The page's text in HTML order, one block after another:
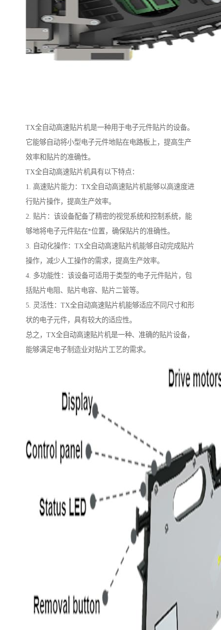
TX全自动高速贴片机是一种用于电子元件贴片的设备。
它能够自动将小型电子元件地贴在电路板上，提高生产
效率和贴片的准确性。
TX全自动高速贴片机具有以下特点：
1. 高速贴片能力：TX全自动高速贴片机能够以高速度进
行贴片操作，提高生产效率。
2. 贴片：该设备配备了精密的视觉系统和控制系统，能
够地将电子元件贴在*位置，确保贴片的准确性。
3. 自动化操作：TX全自动高速贴片机能够自动完成贴片
操作，减少人工操作的需求，提高生产效率。
4. 多功能性：该设备可适用于类型的电子元件贴片，包
括贴片电阻、贴片电容、贴片二管等。
5. 灵活性：TX全自动高速贴片机能够适应不同尺寸和形
状的电子元件，具有较大的适应性。
总之，TX全自动高速贴片机是一种、准确的贴片设备，
能够满足电子制造业对贴片工艺的需求。